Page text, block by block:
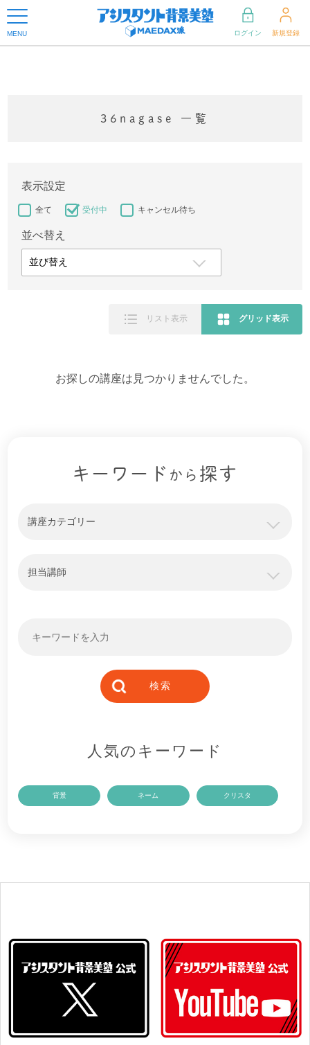
MENU ログイン 新規登録
36nagase 一覧
表示設定
全て 受付中 キャンセル待ち
並べ替え
リスト表示 グリッド表示
お探しの講座は見つかりませんでした。
キーワード から 探す
講座カテゴリー
担当講師
人気のキーワード
背景 ネーム クリスタ